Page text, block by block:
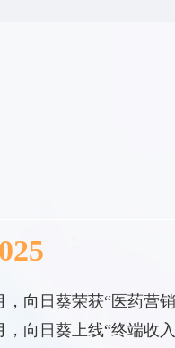
，向日葵荣获“医药营
，向日葵上线“终端收